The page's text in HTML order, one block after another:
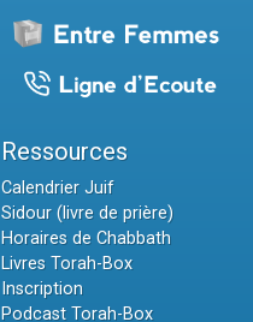
Ressources
Calendrier Juif
Sidour (livre de prière)
Horaires de Chabbath
Livres Torah-Box
Inscription
Podcast Torah-Box